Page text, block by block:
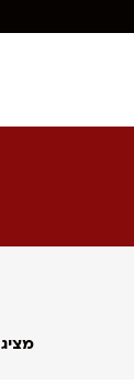
מציג 1–12 מתוך 29 תוצאות